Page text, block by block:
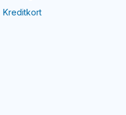
Kreditkort